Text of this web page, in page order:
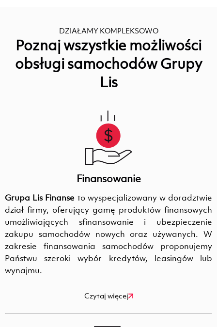
DZIAŁAMY KOMPLEKSOWO
Poznaj wszystkie możliwości
obsługi samochodów Grupy
Lis
Finansowanie
Grupa Lis Finanse to wyspecjalizowany w doradztwie
dział firmy, oferujący gamę produktów finansowych
umożliwiających sfinansowanie i ubezpieczenie
zakupu samochodów nowych oraz używanych. W
zakresie finansowania samochodów proponujemy
Państwu szeroki wybór kredytów, leasingów lub
wynajmu.
Czytaj więcej